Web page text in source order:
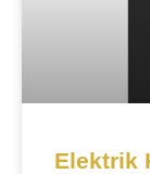
​​​​​​Elektrik